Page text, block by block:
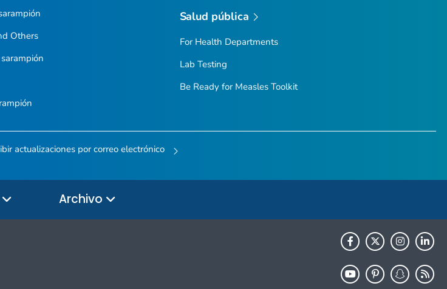
Others
Salud pública
For Health Departments
Lab Testing
Be Ready for MeaslesToolkit
actualizaciones por correo electrónico
Archivo